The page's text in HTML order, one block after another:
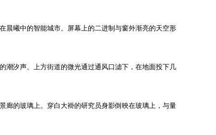
晨曦中的智能城市。屏幕上的二进制与窗外渐亮的天空形
潮汐声。上方街道的微光通过通风口滤下，在地面投下几
廊的玻璃上。穿白大褂的研究员身影倒映在玻璃上，与量